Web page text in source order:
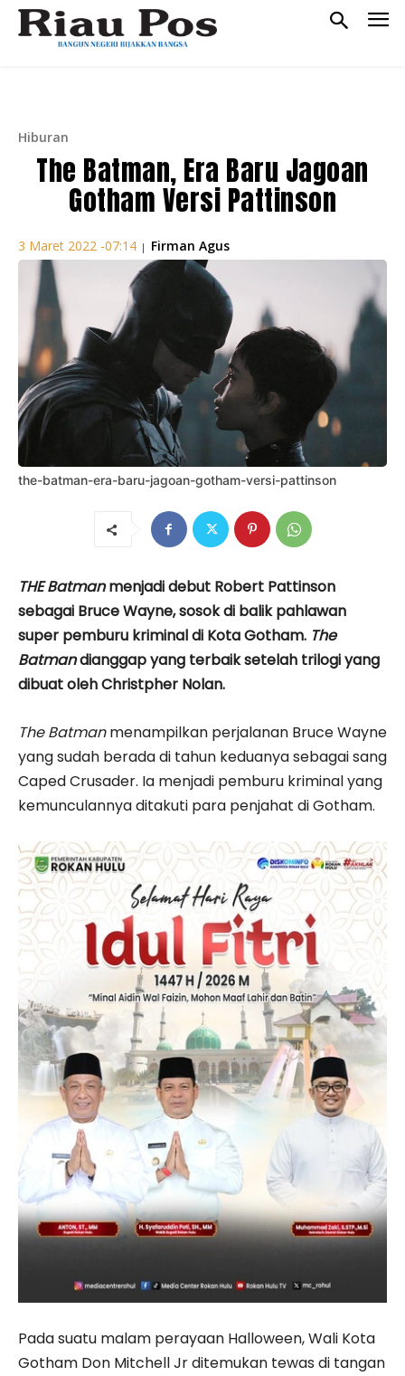
Hiburan
The Batman, Era Baru Jagoan
Gotham Versi Pattinson
3 Maret 2022 -07:14 | Firman Agus
the-batman-era-baru-jagoan-gotham-versi-pattinson
THE Batmanmenjadi debut Robert Pattinson
sebagai Bruce Wayne, sosok di balik pahlawan
super pemburu kriminal di Kota Gotham. The
Batmandianggap yang terbaik setelah trilogi yang
dibuat oleh Christpher Nolan.
The Batmanmenampilkan perjalanan Bruce Wayne
yang sudah berada di tahun keduanya sebagai sang
Caped Crusader. Ia menjadi pemburu kriminal yang
kemunculannya ditakuti para penjahat di Gotham.
Pada suatu malam perayaan Halloween, Wali Kota
Gotham Don Mitchell Jr ditemukan tewas di tangan